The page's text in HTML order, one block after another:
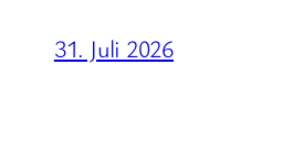
31. Juli 2026